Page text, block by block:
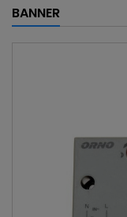
BANNER